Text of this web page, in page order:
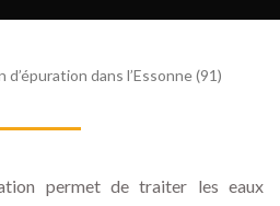
dans l’Essonne (91)
permet de traiter les eaux